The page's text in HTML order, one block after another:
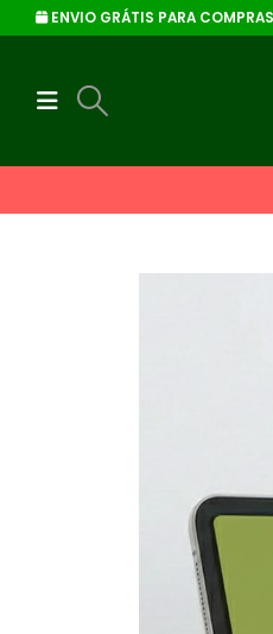
ENVIO GRÁTIS PARA